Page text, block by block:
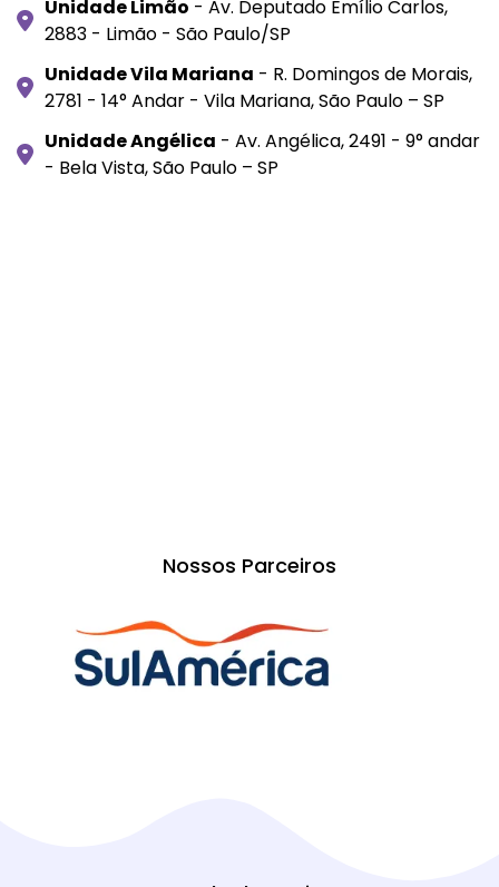
Unidade Limão - Av. Deputado Emílio Carlos,
2883 - Limão - São Paulo/SP
Unidade Vila Mariana - R. Domingos de Morais,
2781 - 14° Andar - Vila Mariana, São Paulo – SP
Unidade Angélica - Av. Angélica, 2491 - 9° andar
- Bela Vista, São Paulo – SP
Nossos Parceiros